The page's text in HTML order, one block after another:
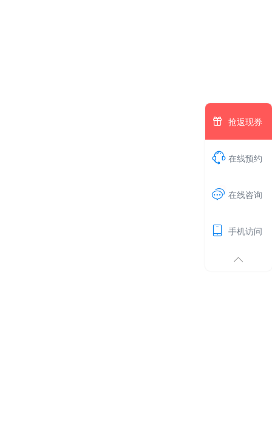
 抢返现券
 在线预约

1 在线咨询
 手机访问